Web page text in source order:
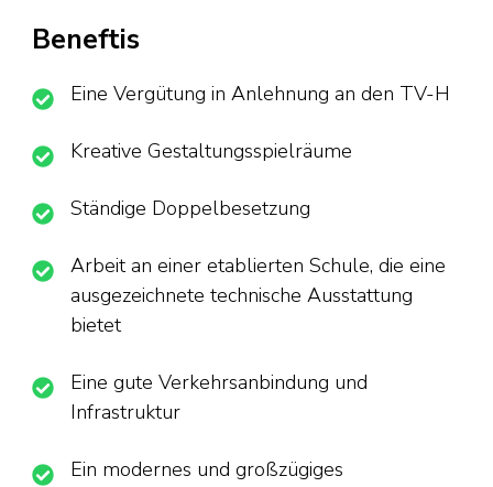
Beneftis
Eine Vergütung in Anlehnung an den TV-H
Kreative Gestaltungsspielräume
Ständige Doppelbesetzung
Arbeit an einer etablierten Schule, die eine
ausgezeichnete technische Ausstattung
bietet
Eine gute Verkehrsanbindung und
Infrastruktur
Ein modernes und großzügiges